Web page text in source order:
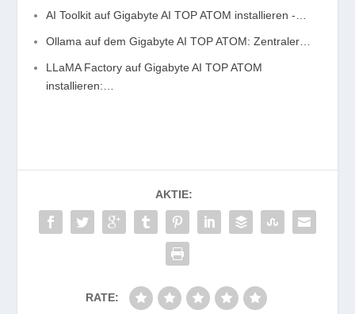
AI Toolkit auf Gigabyte AI TOP ATOM installieren -…
Ollama auf dem Gigabyte AI TOP ATOM: Zentraler…
LLaMA Factory auf Gigabyte AI TOP ATOM
installieren:…
AKTIE:
RATE: